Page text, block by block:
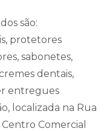
são:
protetores
sabonetes,
dentais,
entregues
localizada na Rua
Comercial